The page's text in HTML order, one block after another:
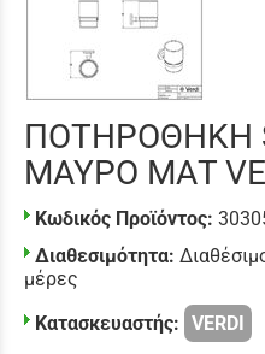
ΠΟΤΗΡΟΘΗΚΗ
ΜΑΥΡΟ ΜΑΤ
Κωδικός Προϊόντος:
Διαθεσιμότητα:
μέρες
Κατασκευαστής: VERDI